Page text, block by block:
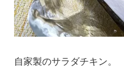
自家製のサラダチキン。